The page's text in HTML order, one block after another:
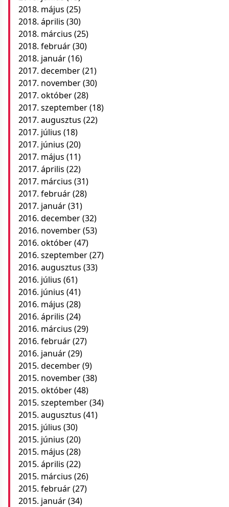
2018. május (25)
2018. április (30)
2018. március (25)
2018. február(30)
2018. január(16)
2017. december(21)
2017. november(30)
2017. október(28)
2017. szeptember(18)
2017. augusztus (22)
2017. július (18)
2017. június (20)
2017. május (11)
2017. április (22)
2017. március (31)
2017. február(28)
2017. január(31)
2016. december(32)
2016. november(53)
2016. október(47)
2016. szeptember(27)
2016. augusztus (33)
2016. július (61)
2016. június (41)
2016. május (28)
2016. április (24)
2016. március (29)
2016. február(27)
2016. január(29)
2015. december(9)
2015. november(38)
2015. október(48)
2015. szeptember(34)
2015. augusztus (41)
2015. július (30)
2015. június (20)
2015. május (28)
2015. április (22)
2015. március (26)
2015. február(27)
2015. január(34)